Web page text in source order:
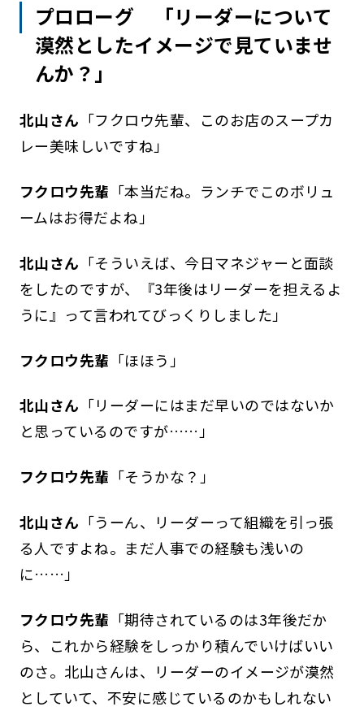
プロローグ 「リーダーについて
漠然としたイメージで見ていませ
んか？」
北山さん 「フクロウ先輩、このお店のスープカ
レー美味しいですね」
フクロウ先輩 「本当だね。ランチでこのボリュ
ームはお得だよね」
北山さん 「そういえば、今日マネジャーと面談
をしたのですが、『3年後はリーダーを担えるよ
うに』って言われてびっくりしました」
フクロウ先輩 「ほほう」
北山さん 「リーダーにはまだ早いのではないか
と思っているのですが……」
フクロウ先輩 「そうかな？」
北山さん 「うーん、リーダーって組織を引っ張
る人ですよね。まだ人事での経験も浅いの
に……」
フクロウ先輩 「期待されているのは3年後だか
ら、これから経験をしっかり積んでいけばいい
のさ。北山さんは、リーダーのイメージが漠然
としていて、不安に感じているのかもしれない